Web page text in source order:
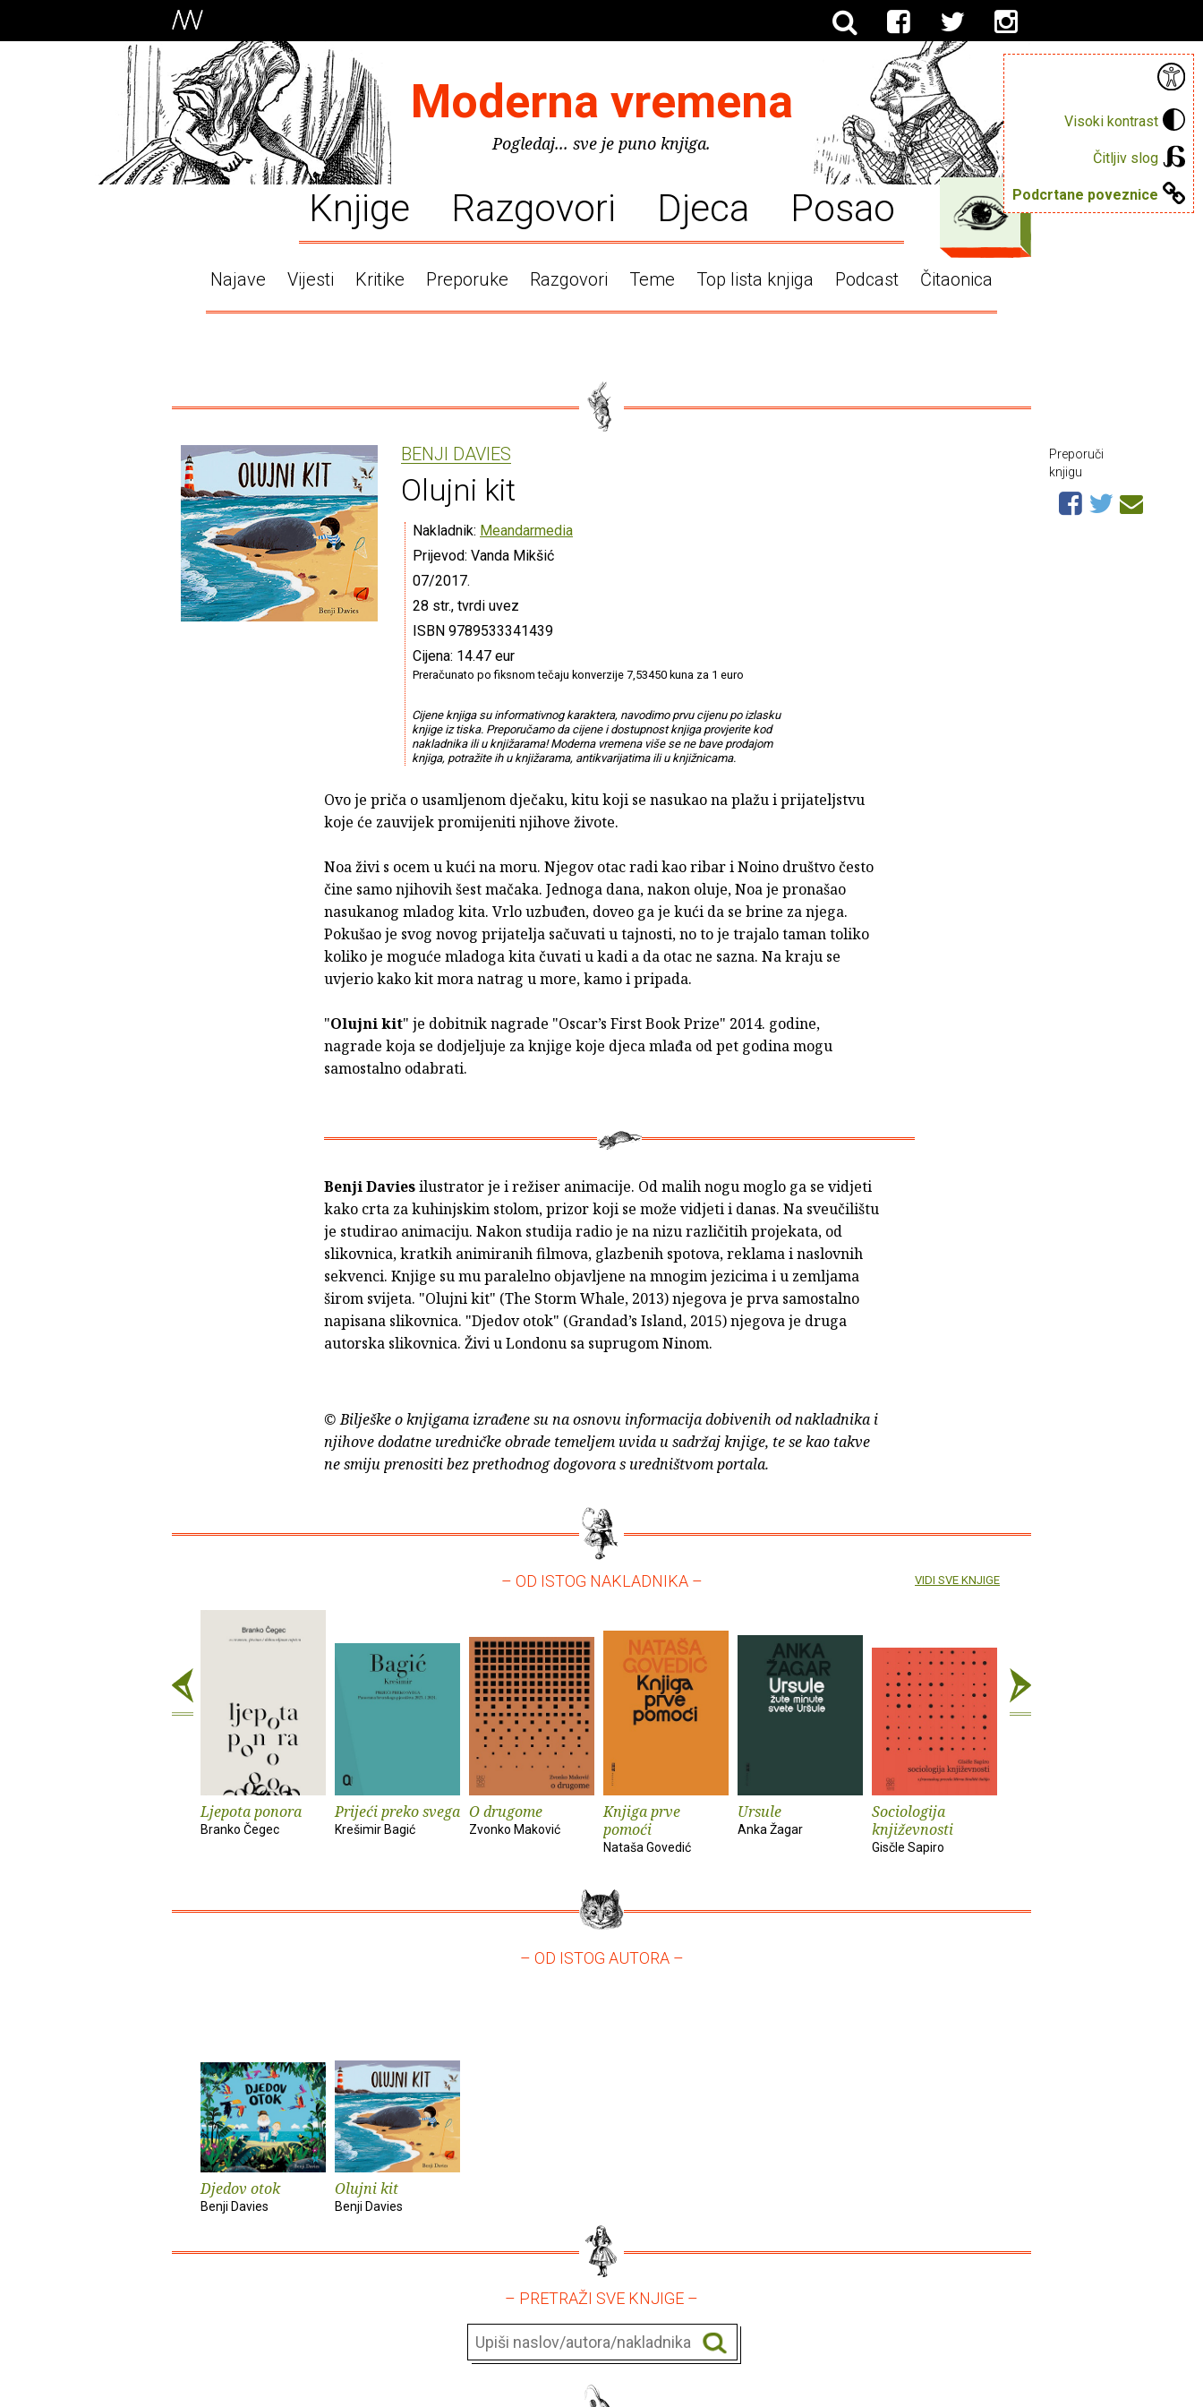
Visoki kontrast
Čitljiv slog
Podcrtane poveznice
Moderna vremena
Pogledaj... sve je puno knjiga.
Knjige Razgovori Djeca Posao
Najave Vijesti Kritike Preporuke Razgovori Teme Top lista knjiga Podcast Čitaonica
BENJI DAVIES
Olujni kit
Nakladnik: Meandarmedia
Prijevod: Vanda Mikšić
07/2017.
28 str., tvrdi uvez
ISBN 9789533341439
Cijena: 14.47 eur
Preračunato po fiksnom tečaju konverzije 7,53450 kuna za 1 euro
Cijene knjiga su informativnog karaktera, navodimo prvu cijenu po izlasku
knjige iz tiska. Preporučamo da cijene i dostupnost knjiga provjerite kod
nakladnika ili u knjižarama! Moderna vremena više se ne bave prodajom
knjiga, potražite ih u knjižarama, antikvarijatima ili u knjižnicama.
Ovo je priča o usamljenom dječaku, kitu koji se nasukao na plažu i prijateljstvu
koje će zauvijek promijeniti njihove živote.
Noa živi s ocem u kući na moru. Njegov otac radi kao ribar i Noino društvo često
čine samo njihovih šest mačaka. Jednoga dana, nakon oluje, Noa je pronašao
nasukanog mladog kita. Vrlo uzbuđen, doveo ga je kući da se brine za njega.
Pokušao je svog novog prijatelja sačuvati u tajnosti, no to je trajalo taman toliko
koliko je moguće mladoga kita čuvati u kadi a da otac ne sazna. Na kraju se
uvjerio kako kit mora natrag u more, kamo i pripada.
"Olujni kit" je dobitnik nagrade "Oscar’s First Book Prize" 2014. godine,
nagrade koja se dodjeljuje za knjige koje djeca mlađa od pet godina mogu
samostalno odabrati.
Benji Daviesilustrator je i režiser animacije. Od malih nogu moglo ga se vidjeti
kako crta za kuhinjskim stolom, prizor koji se može vidjeti i danas. Na sveučilištu
je studirao animaciju. Nakon studija radio je na nizu različitih projekata, od
slikovnica, kratkih animiranih filmova, glazbenih spotova, reklama i naslovnih
sekvenci. Knjige su mu paralelno objavljene na mnogim jezicima i u zemljama
širom svijeta. "Olujni kit" (The Storm Whale, 2013) njegova je prva samostalno
napisana slikovnica. "Djedov otok" (Grandad’s Island, 2015) njegova je druga
autorska slikovnica. Živi u Londonu sa suprugom Ninom.
© Bilješke o knjigama izrađene su na osnovu informacija dobivenih od nakladnika i
njihove dodatne uredničke obrade temeljem uvida u sadržaj knjige, te se kao takve
ne smiju prenositi bez prethodnog dogovora s uredništvom portala.
Preporuči
knjigu
– OD ISTOG NAKLADNIKA –
Ljepota ponora
Branko Čegec
Prijeći preko svega
Krešimir Bagić
O drugome
Zvonko Maković
Knjiga prve
pomoći
Nataša Govedić
Ursule
Anka Žagar
Sociologija
književnosti
Gisčle Sapiro
VIDI SVE KNJIGE
– OD ISTOG AUTORA –
Djedov otok
Benji Davies
Olujni kit
Benji Davies
– PRETRAŽI SVE KNJIGE –